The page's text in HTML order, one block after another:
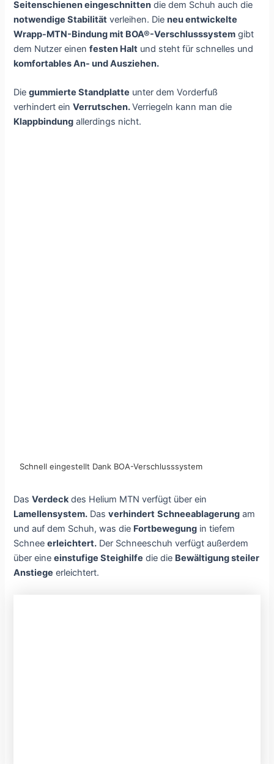
Seitenschienen eingeschnitten die dem Schuh auch die
notwendige Stabilität verleihen. Dieneu entwickelte
Wrapp-MTN-Bindung mit BOA®-Verschlusssystem gibt
dem Nutzer einenfesten Halt und steht für schnelles und
komfortables An- und Ausziehen.
Diegummierte Standplatte unter dem Vorderfuß
verhindert einVerrutschen.Verriegeln kann man die
Klappbindung allerdings nicht.
Schnell eingestellt Dank BOA-Verschlusssystem
DasVerdeckdes Helium MTN verfügt über ein
Lamellensystem. Dasverhindert Schneeablagerung am
und auf dem Schuh, was die Fortbewegung in tiefem
Schneeerleichtert. Der Schneeschuh verfügt außerdem
über eineeinstufige Steighilfe die die Bewältigung steiler
Anstiege erleichtert.